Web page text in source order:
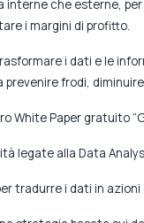
interne che esterne,
i margini di profitto.
i dati e le
frodi,
White Paper gratuito
legate alla Data
tradurre i dati in